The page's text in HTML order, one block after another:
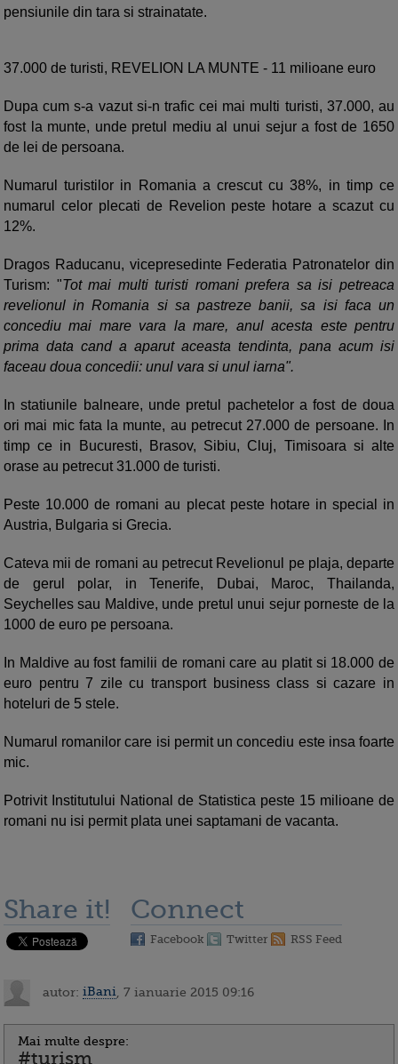
pensiunile din tara si strainatate.
37.000 de turisti, REVELION LA MUNTE - 11 milioane euro
Dupa cum s-a vazut si-n trafic cei mai multi turisti, 37.000, au
fost la munte, unde pretul mediu al unui sejur a fost de 1650
de lei de persoana.
Numarul turistilor in Romania a crescut cu 38%, in timp ce
numarul celor plecati de Revelion peste hotare a scazut cu
12%.
Dragos Raducanu, vicepresedinte Federatia Patronatelor din
Turism: "Tot mai multi turisti romani prefera sa isi petreaca
revelionul in Romania si sa pastreze banii, sa isi faca un
concediu mai mare vara la mare, anul acesta este pentru
prima data cand a aparut aceasta tendinta, pana acum isi
faceau doua concedii: unul vara si unul iarna".
In statiunile balneare, unde pretul pachetelor a fost de doua
ori mai mic fata la munte, au petrecut 27.000 de persoane. In
timp ce in Bucuresti, Brasov, Sibiu, Cluj, Timisoara si alte
orase au petrecut 31.000 de turisti.
Peste 10.000 de romani au plecat peste hotare in special in
Austria, Bulgaria si Grecia.
Cateva mii de romani au petrecut Revelionul pe plaja, departe
de gerul polar, in Tenerife, Dubai, Maroc, Thailanda,
Seychelles sau Maldive, unde pretul unui sejur porneste de la
1000 de euro pe persoana.
In Maldive au fost familii de romani care au platit si 18.000 de
euro pentru 7 zile cu transport business class si cazare in
hoteluri de 5 stele.
Numarul romanilor care isi permit un concediu este insa foarte
mic.
Potrivit Institutului National de Statistica peste 15 milioane de
romani nu isi permit plata unei saptamani de vacanta.
Share it! Connect
Facebook Twitter RSS Feed
autor: iBani , 7 ianuarie 2015 09:16
Mai multe despre:
#turism